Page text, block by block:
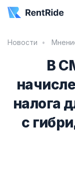
Новости
В
налога
с